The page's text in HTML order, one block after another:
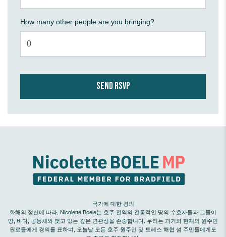
How many other people are you bringing?
국가에 대한 경의
화해의 정신에 따라, Nicolette Boele는 호주 전역의 전통적인 땅의 수호자들과 그들이
땅, 바다, 공동체와 맺고 있는 깊은 연관성을 존중합니다. 우리는 과거와 현재의 원주민
원로들에게 경의를 표하며, 오늘날 모든 호주 원주민 및 토레스 해협 섬 주민들에게도